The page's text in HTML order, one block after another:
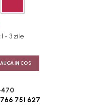
1 - 3 zile
IN COS
751 627